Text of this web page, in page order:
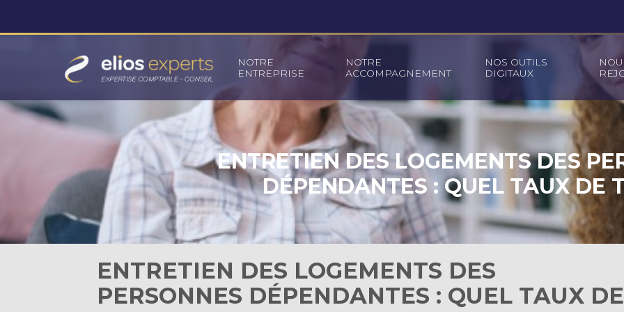
au
contenu
Principal
NOTRE
ENTREPRISE
NOTRE
ACCOMPAGNEMENT
NOS OUTILS
DIGITAUX
ENTRETIEN DES LOGEMENTS DES
DÉPENDANTES : QUEL TAUX DE
ENTRETIEN DES LOGEMENTS DES
PERSONNES DÉPENDANTES : QUEL TAUX DE